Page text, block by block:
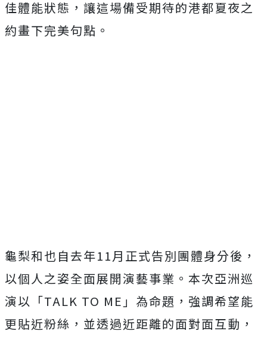
佳體能狀態， 讓這場備受期待的港都夏夜之
約畫下完美句點。
龜梨和也自去年11月正式告別團體身分後，
以個人之姿全面展開演藝事業。本次亞洲巡
演以「TALK TO ME」為命題，強調希望能
更貼近粉絲， 並透過近距離的面對面互動，